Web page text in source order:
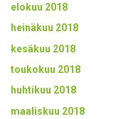
elokuu 2018
heinäkuu 2018
kesäkuu 2018
toukokuu 2018
huhtikuu 2018
maaliskuu 2018